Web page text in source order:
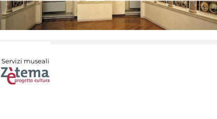
Servizi museali